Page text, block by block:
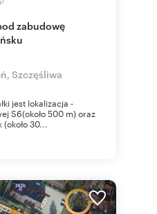
2
Szczęśliwa
jest lokalizacja -
S6(około 500 m) oraz
(około 30...